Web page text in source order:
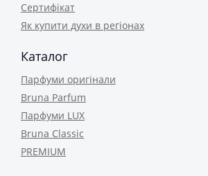
Сертифікат
Як купити духи в регіонах
Каталог
Парфуми оригінали
Bruna Parfum
Парфуми LUX
Bruna Classic
PREMIUM